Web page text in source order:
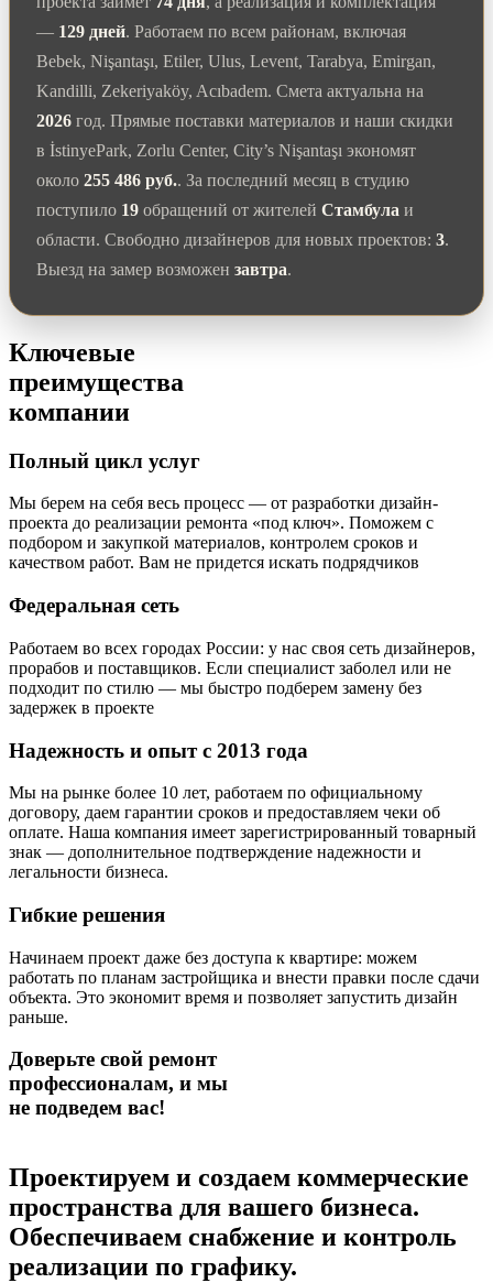
— 129 дней. Работаем по всем районам, включая
Bebek, Nişantaşı, Etiler, Ulus, Levent, Tarabya, Emirgan,
Kandilli, Zekeriyaköy, Acıbadem. Смета актуальна на
2026 год. Прямые поставки материалов и наши скидки
в İstinyePark, Zorlu Center, City’s Nişantaşı экономят
около 255 486 руб.. За последний месяц в студию
поступило 19 обращений от жителей Стамбула и
области. Свободно дизайнеров для новых проектов: 3.
Выезд на замер возможен завтра.
Ключевые
преимущества
компании
Полный цикл услуг
Мы берем на себя весь процесс — от разработки дизайн-
проекта до реализации ремонта «под ключ». Поможем с
подбором и закупкой материалов, контролем сроков и
качеством работ. Вам не придется искать подрядчиков
Федеральная сеть
Работаем во всех городах России: у нас своя сеть дизайнеров,
прорабов и поставщиков. Если специалист заболел или не
подходит по стилю — мы быстро подберем замену без
задержек в проекте
Надежность и опыт с 2013 года
Мы на рынке более 10 лет, работаем по официальному
договору, даем гарантии сроков и предоставляем чеки об
оплате. Наша компания имеет зарегистрированный товарный
знак — дополнительное подтверждение надежности и
легальности бизнеса.
Гибкие решения
Начинаем проект даже без доступа к квартире: можем
работать по планам застройщика и внести правки после сдачи
объекта. Это экономит время и позволяет запустить дизайн
раньше.
Доверьте свой ремонт
профессионалам, и мы
не подведем вас!
Проектируем и создаем коммерческие
пространства для вашего бизнеса.
Обеспечиваем снабжение и контроль
реализации по графику.